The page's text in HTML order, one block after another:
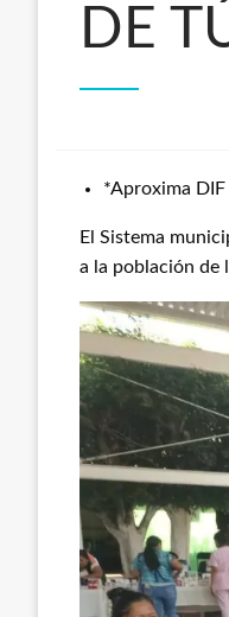
DE
*Aproxima
El Sistema
a la población de